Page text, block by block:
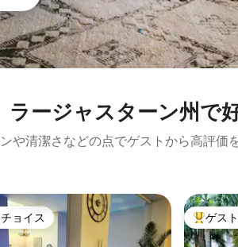
ラージャスターン州で
や清潔さなどの点でゲストから高評価
ストチョイスです。
ョイス 大好評
ゲス